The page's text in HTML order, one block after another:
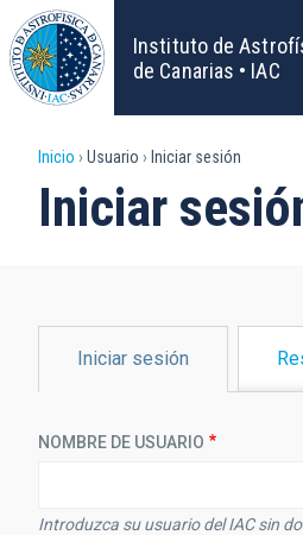
Pasar
al
contenido
principal
Instituto de
de Canarias • IAC
Sobrescribir
enlaces
ayuda
a
la
Inicio Usuario Iniciar sesión
Iniciar
PRINCIPALES
Iniciar sesión
NOMBRE DE USUARIO
Introduzca su usuario del IAC sin